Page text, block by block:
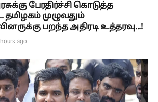
பேரதிர்ச்சி கொடுத்த
தமிழகம் முழுவதும்
பறந்த அதிரடி உத்தரவு...!
ago